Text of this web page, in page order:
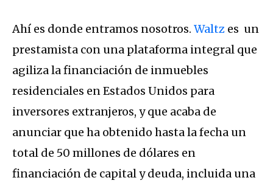
Ahí es donde entramos nosotros. Waltz es un
prestamista con una plataforma integral que
agiliza la financiación de inmuebles
residenciales en Estados Unidos para
inversores extranjeros, y que acaba de
anunciar que ha obtenido hasta la fecha un
total de 50 millones de dólares en
financiación de capital y deuda, incluida una